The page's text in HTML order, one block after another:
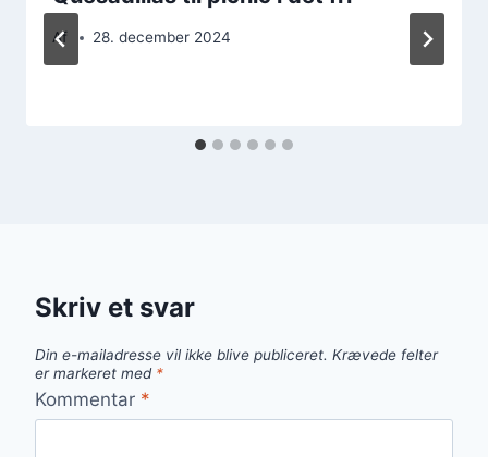
Af 28. december 2024
Skriv et svar
Din e-mailadresse vil ikke blive publiceret. Krævede felter
er markeret med *
Kommentar *